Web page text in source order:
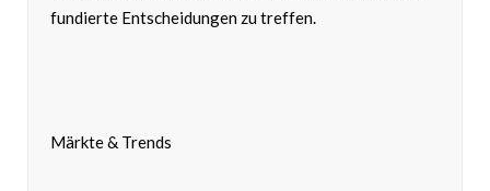
fundierte Entscheidungen zu treffen.
Märkte & Trends